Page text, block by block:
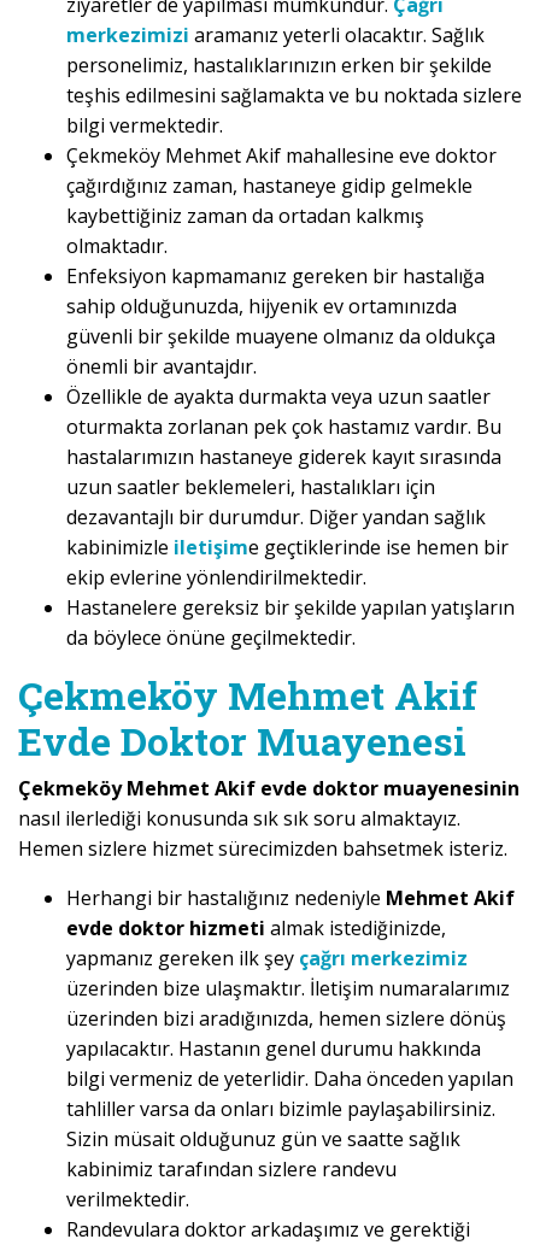
ziyaretler de yapılması mümkündür. Çağrı
merkezimizi aramanız yeterli olacaktır. Sağlık
personelimiz, hastalıklarınızın erken bir şekilde
teşhis edilmesini sağlamakta ve bu noktada sizlere
bilgi vermektedir.
Çekmeköy Mehmet Akif mahallesine eve doktor
çağırdığınız zaman, hastaneye gidip gelmekle
kaybettiğiniz zaman da ortadan kalkmış
olmaktadır.
Enfeksiyon kapmamanız gereken bir hastalığa
sahip olduğunuzda, hijyenik ev ortamınızda
güvenli bir şekilde muayene olmanız da oldukça
önemli bir avantajdır.
Özellikle de ayakta durmakta veya uzun saatler
oturmakta zorlanan pek çok hastamız vardır. Bu
hastalarımızın hastaneye giderek kayıt sırasında
uzun saatler beklemeleri, hastalıkları için
dezavantajlı bir durumdur. Diğer yandan sağlık
kabinimizle iletişime geçtiklerinde ise hemen bir
ekip evlerine yönlendirilmektedir.
Hastanelere gereksiz bir şekilde yapılan yatışların
da böylece önüne geçilmektedir.
Çekmeköy Mehmet Akif
Evde Doktor Muayenesi
Çekmeköy Mehmet Akif evde doktor muayenesinin
nasıl ilerlediği konusunda sık sık soru almaktayız.
Hemen sizlere hizmet sürecimizden bahsetmek isteriz.
Herhangi bir hastalığınız nedeniyle Mehmet Akif
evde doktor hizmeti almak istediğinizde,
yapmanız gereken ilk şey çağrı merkezimiz
üzerinden bize ulaşmaktır. İletişim numaralarımız
üzerinden bizi aradığınızda, hemen sizlere dönüş
yapılacaktır. Hastanın genel durumu hakkında
bilgi vermeniz de yeterlidir. Daha önceden yapılan
tahliller varsa da onları bizimle paylaşabilirsiniz.
Sizin müsait olduğunuz gün ve saatte sağlık
kabinimiz tarafından sizlere randevu
verilmektedir.
Randevulara doktor arkadaşımız ve gerektiği